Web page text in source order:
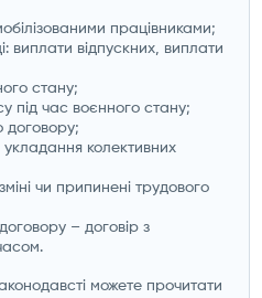
працівниками;
виплати відпускних, виплати
стану;
під час воєнного стану;
договору;
колективних
чи припинені трудового
– договір з
можете прочитати